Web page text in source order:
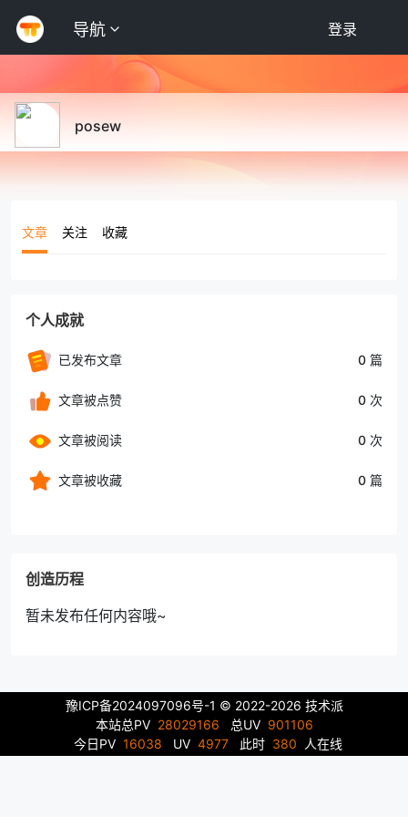
导航 登录
posew
文章 关注 收藏
个人成就
已发布文章 0 篇
文章被点赞 0 次
文章被阅读 0 次
文章被收藏 0 篇
创造历程
暂未发布任何内容哦~
豫ICP备2024097096号-1 © 2022-2026 技术派
本站总PV 28029166 总UV 901106
今日PV 16038 UV 4977此时 380 人在线